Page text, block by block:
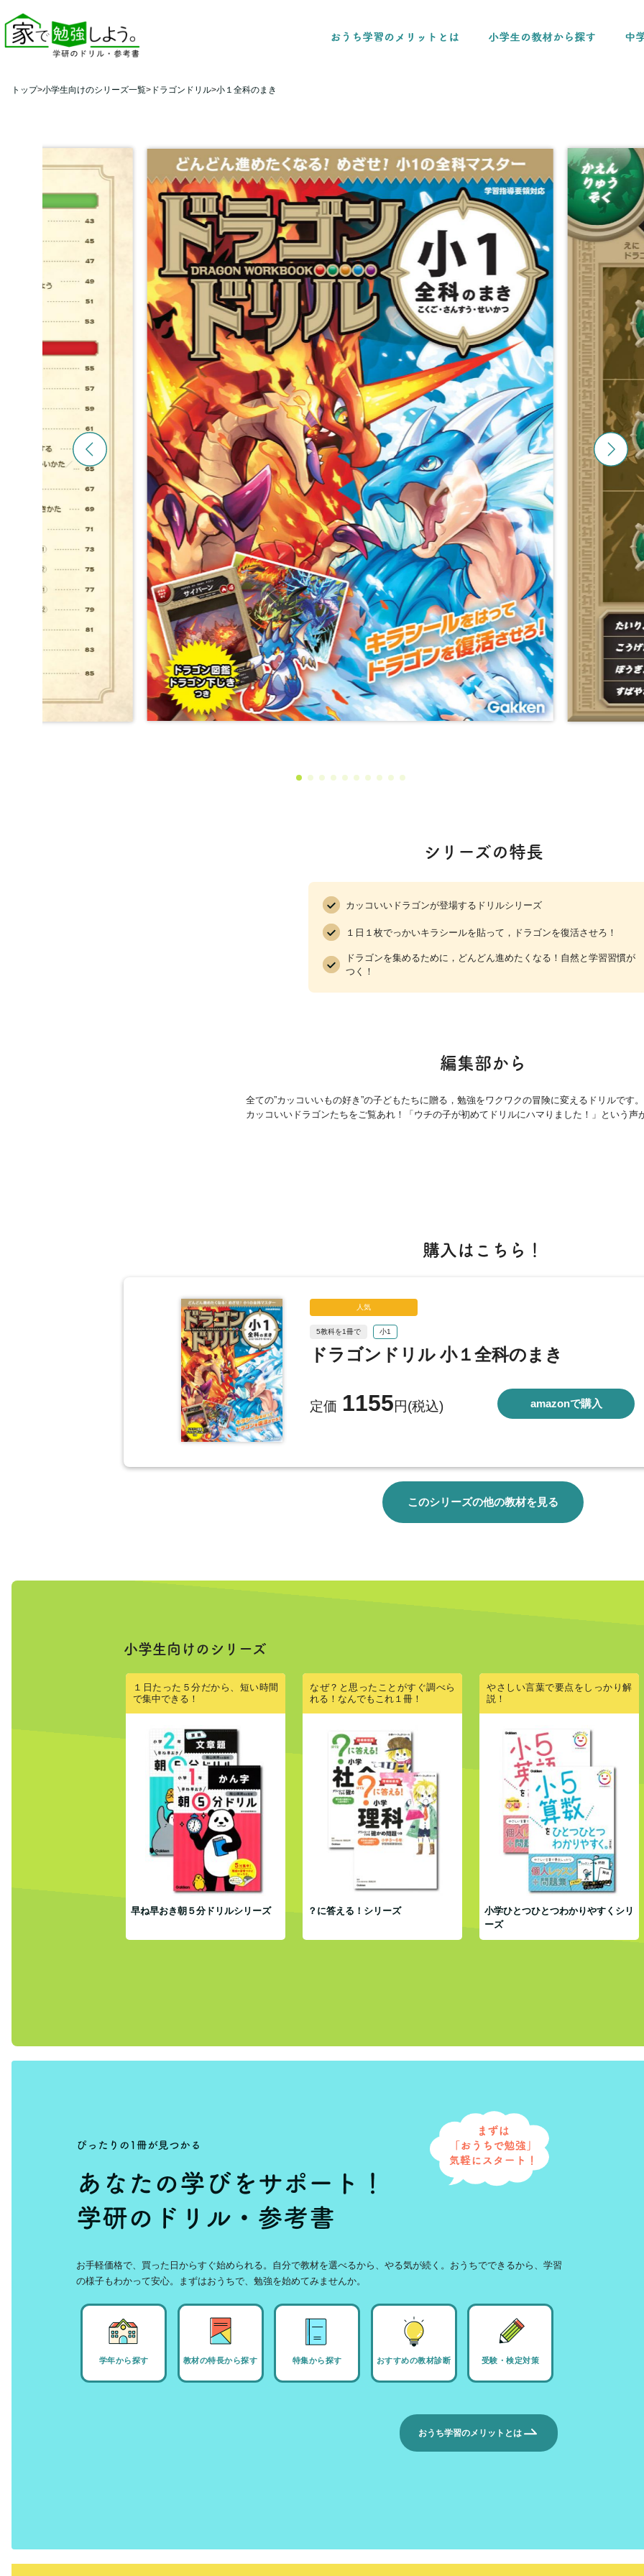
トップ 小学生向けのシリーズ一覧 ドラゴンドリル 小１全科のまき
シリーズの特長
カッコいいドラゴンが登場するドリルシリーズ
１日１枚でっかいキラシールを貼って，ドラゴンを復活させろ！
ドラゴンを集めるために，どんどん進めたくなる！自然と学習習慣が
つく！
編集部から
全ての”カッコいいもの好き”の子どもたちに贈る，勉強をワクワクの冒険に変えるドリルです
カッコいいドラゴンたちをご覧あれ！「ウチの子が初めてドリルにハマりました！」という声
購入はこちら！
人気
5教科を1冊で 小1
ドラゴンドリル 小１全科のまき
定価 1155円(税込) amazonで購入
このシリーズの他の教材を見る
小学生向けのシリーズ
１日たった５分だから、短い時間
で集中できる！
早ね早おき朝５分ドリルシリーズ
なぜ？と思ったことがすぐ調べら
れる！なんでもこれ１冊！
？に答える！シリーズ
やさしい言葉で要点をしっかり解
説！
小学ひとつひとつわかりやすくシリ
ーズ
お手軽価格で、買った日からすぐ始められる。自分で教材を選べるから、やる気が続く。おうちでできるから、学習
の様子もわかって安心。まずはおうちで、勉強を始めてみませんか。
学年から探す 教材の特長から探す 特集から探す おすすめの教材診断 受験・検定対策
おうち学習のメリットとは